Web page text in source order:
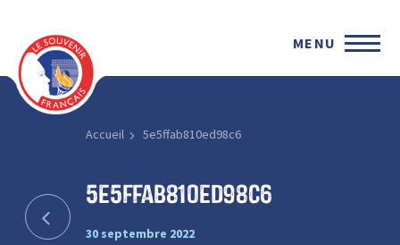
MENU
Accueil 5e5ffab810ed98c6
5e5ffab810ed98c6
30 septembre 2022